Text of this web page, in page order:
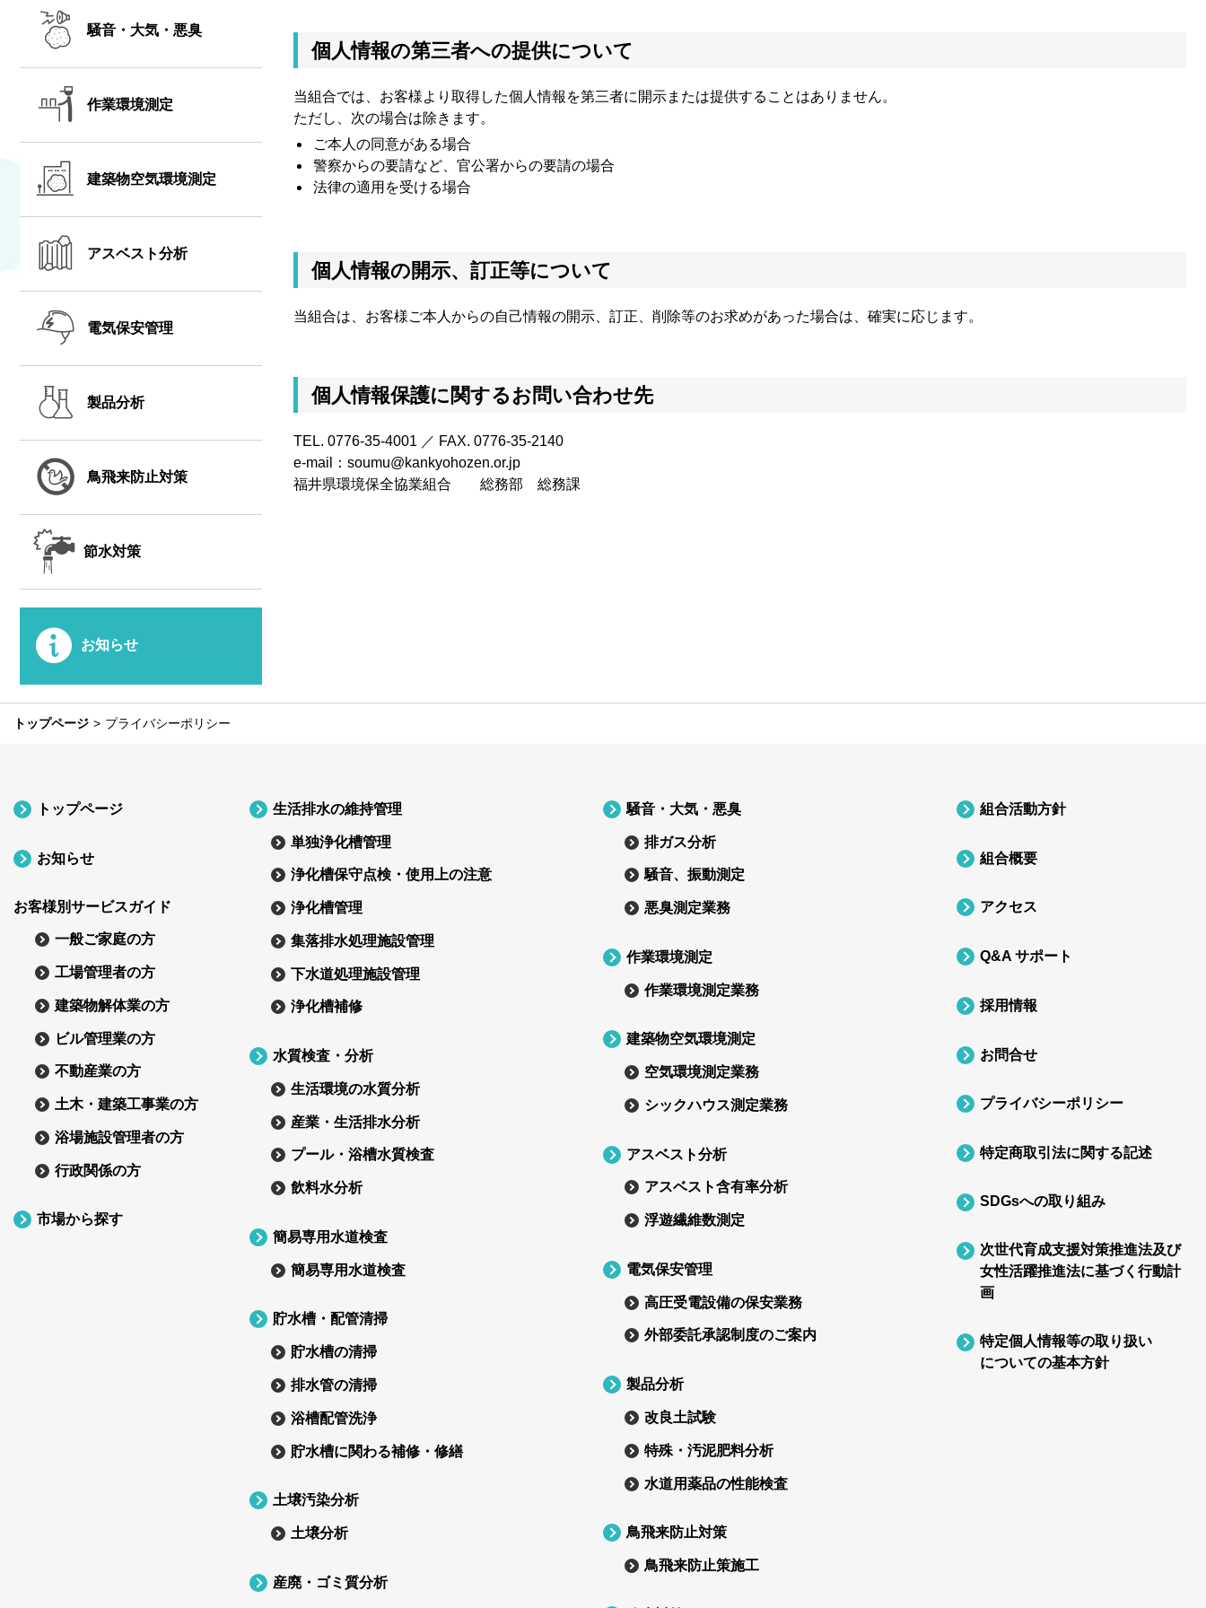
個人情報の第三者への提供について
当組合では、お客様より取得した個人情報を第三者に開示または提供することはありません。
ただし、次の場合は除きます。
ご本人の同意がある場合
警察からの要請など、官公署からの要請の場合
法律の適用を受ける場合
個人情報の開示、訂正等について
当組合は、お客様ご本人からの自己情報の開示、訂正、削除等のお求めがあった場合は、確実に応じます。
個人情報保護に関するお問い合わせ先
TEL. 0776-35-4001 ／ FAX. 0776-35-2140
e-mail：soumu@kankyohozen.or.jp
福井県環境保全協業組合 総務部 総務課
騒音・大気・悪臭
作業環境測定
建築物空気環境測定
アスベスト分析
電気保安管理
製品分析
鳥飛来防止対策
節水対策
お知らせ
トップページ プライバシーポリシー
トップページ
お知らせ
お客様別サービスガイド
一般ご家庭の方
工場管理者の方
建築物解体業の方
ビル管理業の方
不動産業の方
土木・建築工事業の方
浴場施設管理者の方
行政関係の方
市場から探す
生活排水の維持管理
単独浄化槽管理
浄化槽保守点検・使用上の注意
浄化槽管理
集落排水処理施設管理
下水道処理施設管理
浄化槽補修
水質検査・分析
生活環境の水質分析
産業・生活排水分析
プール・浴槽水質検査
飲料水分析
簡易専用水道検査
簡易専用水道検査
貯水槽・配管清掃
貯水槽の清掃
排水管の清掃
浴槽配管洗浄
貯水槽に関わる補修・修繕
土壌汚染分析
土壌分析
産廃・ゴミ質分析
騒音・大気・悪臭
排ガス分析
騒音、振動測定
悪臭測定業務
作業環境測定
作業環境測定業務
建築物空気環境測定
空気環境測定業務
シックハウス測定業務
アスベスト分析
アスベスト含有率分析
浮遊繊維数測定
電気保安管理
高圧受電設備の保安業務
外部委託承認制度のご案内
製品分析
改良土試験
特殊・汚泥肥料分析
水道用薬品の性能検査
鳥飛来防止対策
鳥飛来防止策施工
組合活動方針
組合概要
アクセス
Q&A サポート
採用情報
お問合せ
プライバシーポリシー
特定商取引法に関する記述
SDGsへの取り組み
次世代育成支援対策推進法及び
女性活躍推進法に基づく行動計
画
特定個人情報等の取り扱い
についての基本方針